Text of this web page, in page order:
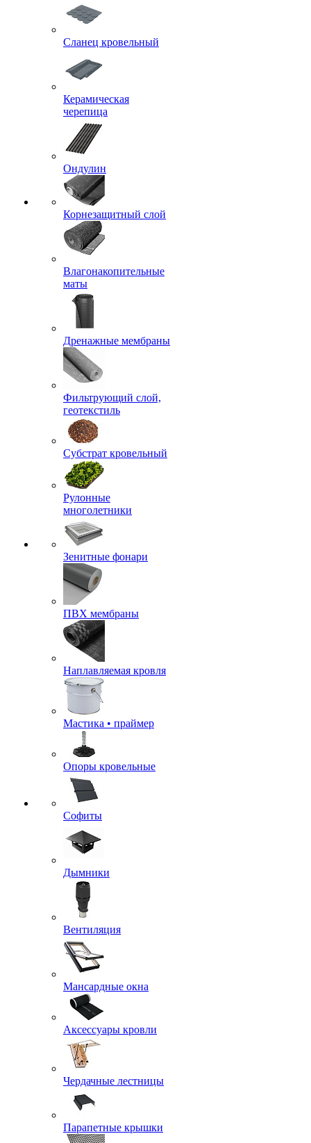
Сланец кровельный
Керамическая
черепица
Ондулин
Корнезащитный слой
Влагонакопительные
маты
Дренажные мембраны
Фильтрующий слой,
геотекстиль
Субстрат кровельный
Рулонные
многолетники
Зенитные фонари
ПВХ мембраны
Наплавляемая кровля
Мастика • праймер
Опоры кровельные
Софиты
Дымники
Вентиляция
Мансардные окна
Аксессуары кровли
Чердачные лестницы
Парапетные крышки